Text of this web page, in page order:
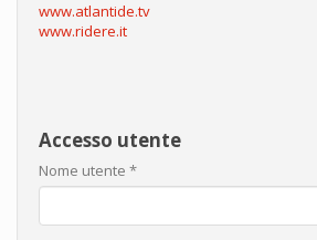
www.atlantide.tv
www.ridere.it
Accesso utente
Nome utente *